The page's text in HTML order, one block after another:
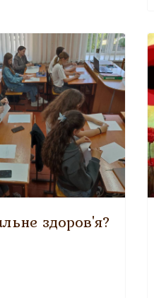
здоров'я?